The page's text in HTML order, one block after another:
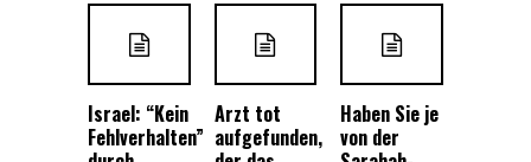
Israel: “Kein
Fehlverhalten”
Arzt tot
aufgefunden,
Haben Sie je
von der